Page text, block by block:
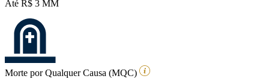
Até R$ 3 MM
Morte por Qualquer Causa (MQC)